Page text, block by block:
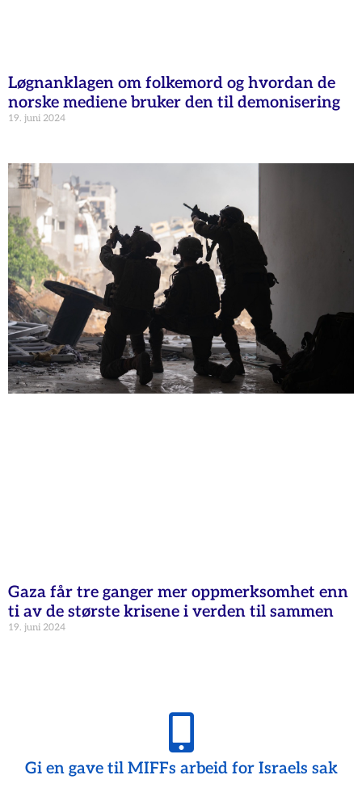
Løgnanklagen om folkemord og hvordan de
norske mediene bruker den til demonisering
19. juni 2024
Gaza får tre ganger mer oppmerksomhet enn
ti av de største krisene i verden til sammen
19. juni 2024
Gi en gave til MIFFs arbeid for Israels sak